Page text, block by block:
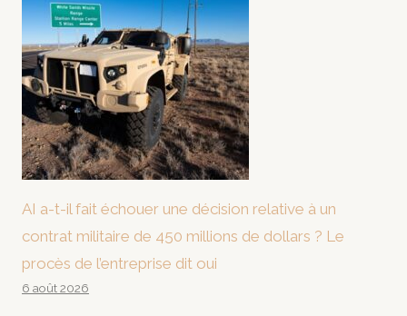
AI a-t-il fait échouer une décision relative à un
contrat militaire de 450 millions de dollars ? Le
procès de l’entreprise dit oui
6 août 2026